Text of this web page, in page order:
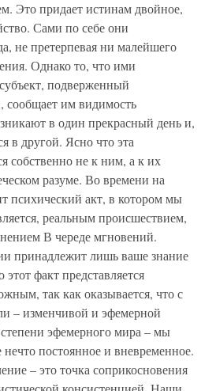
Это придает истинам двойное,
Сами по себе они
не претерпевая ни малейшего
Однако то, что ими
подверженный
сообщает им видимость
в один прекрасный день и,
в другой. Ясно что эта
собственно не к ним, а к их
разуме. Во времени на
психический акт, в котором мы
реальным происшествием,
В череде мгновений.
принадлежит лишь ваше знание
факт представляется
так как оказывается, что с
– изменчивой и эфемерной
эфемерного мира – мы
постоянное и вневременное.
– это точка соприкосновения